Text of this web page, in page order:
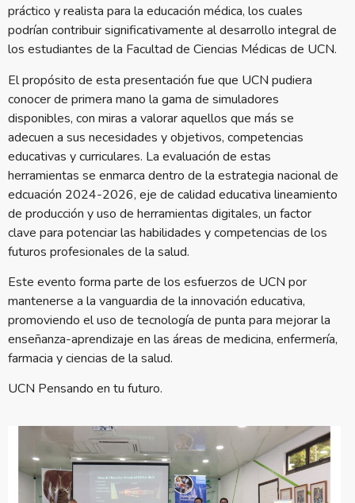
práctico y realista para la educación médica, los cuales
podrían contribuir significativamente al desarrollo integral de
los estudiantes de la Facultad de Ciencias Médicas de UCN.
El propósito de esta presentación fue que UCN pudiera
conocer de primera mano la gama de simuladores
disponibles, con miras a valorar aquellos que más se
adecuen a sus necesidades y objetivos, competencias
educativas y curriculares. La evaluación de estas
herramientas se enmarca dentro de la estrategia nacional de
edcuación 2024-2026, eje de calidad educativa lineamiento
de producción y uso de herramientas digitales, un factor
clave para potenciar las habilidades y competencias de los
futuros profesionales de la salud.
Este evento forma parte de los esfuerzos de UCN por
mantenerse a la vanguardia de la innovación educativa,
promoviendo el uso de tecnología de punta para mejorar la
enseñanza-aprendizaje en las áreas de medicina, enfermería,
farmacia y ciencias de la salud.
UCN Pensando en tu futuro.